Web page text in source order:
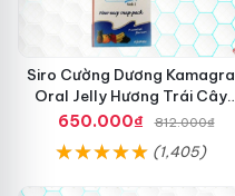
Siro Cường Dương Kamagra
Oral Jelly Hương Trái Cây
Một Hộp 7 Gói 100g
650.000₫ 812.000₫
(1,405)